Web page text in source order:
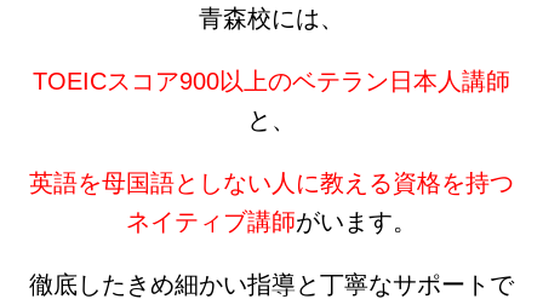
青森校には、
TOEICスコア900以上のベテラン日本人講師
と、
英語を母国語としない人に教える資格を持つ
ネイティブ講師がいます。
徹底したきめ細かい指導と丁寧なサポートで